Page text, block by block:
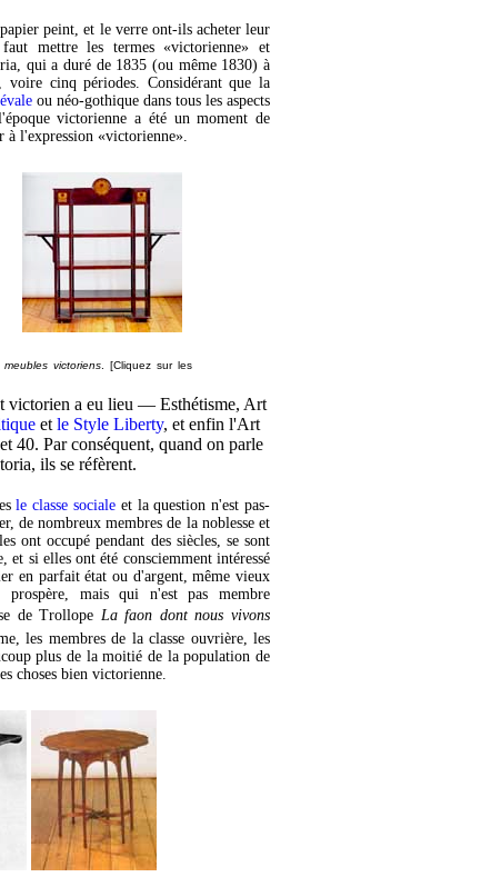
peint, et le verre ont-ils acheter leur
mettre les termes «victorienne» et
qui a duré de 1835 (ou même 1830) à
voire cinq périodes. Considérant que la
ou néo-gothique dans tous les aspects
victorienne a été un moment de
à l'expression «victorienne».
victoriens. [Cliquez sur les
victorien a eu lieu — Esthétisme, Art
et le Style Liberty, et enfin l'Art
40. Par conséquent, quand on parle
ils se réfèrent.
le classe sociale et la question n'est pas-
de nombreux membres de la noblesse et
ont occupé pendant des siècles, se sont
si elles ont été consciemment intéressé
en parfait état ou d'argent, même vieux
prospère, mais qui n'est pas membre
de Trollope La faon dont nous vivons
les membres de la classe ouvrière, les
plus de la moitié de la population de
choses bien victorienne.